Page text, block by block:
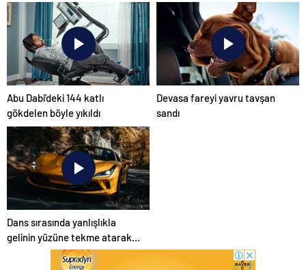
Abu Dabi’deki 144 katlı
gökdelen böyle yıkıldı
Devasa fareyi yavru tavşan
sandı
Dans sırasında yanlışlıkla
gelinin yüzüne tekme atarak
düğünü mahvetti